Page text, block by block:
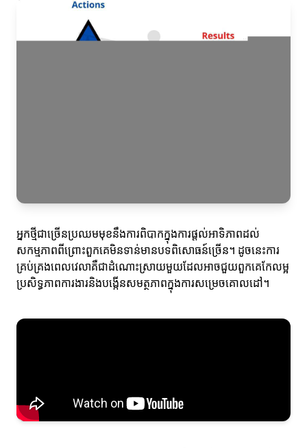
អ្នកថ្មីជាច្រើនប្រឈមមុខនឹងការពិបាកក្នុងការផ្ដល់អាទិភាពដល់
សកម្មភាពពីព្រោះពួកគេមិនទាន់មានបទពិសោធន៍ច្រើន។ ដូចនេះការ
គ្រប់គ្រងពេលវេលាគឺជាដំណោះស្រាយមួយដែលអាចជួយពួកគេកែលម្អ
ប្រសិទ្ធភាពការងារនិងបង្កើនសមត្ថភាពក្នុងការសម្រេចគោលដៅ។